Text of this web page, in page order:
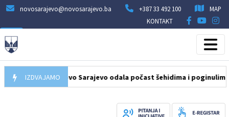
novosarajevo@novosarajevo.ba +387 33 492 100
MAP
KONTAKT
IZDVAJAMO
Općine Novo Sarajevo odala počast šehidima i poginulim